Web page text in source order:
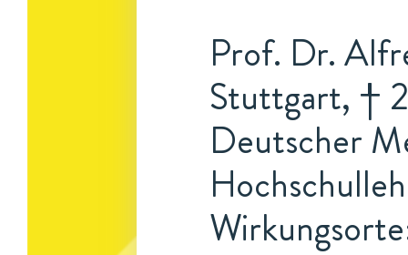
Prof. Dr.
Stuttgart, †
Deutscher